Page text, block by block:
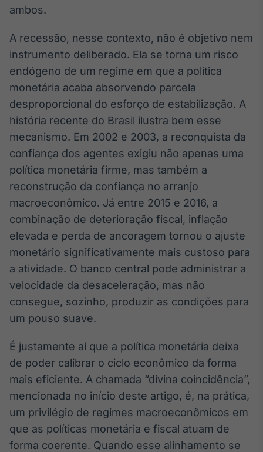
ambos.
A recessão, nesse contexto, não é objetivo nem
instrumento deliberado. Ela se torna um risco
endógeno de um regime em que a política
monetária acaba absorvendo parcela
desproporcional do esforço de estabilização. A
história recente do Brasil ilustra bem esse
mecanismo. Em 2002 e 2003, a reconquista da
confiança dos agentes exigiu não apenas uma
política monetária firme, mas também a
reconstrução da confiança no arranjo
macroeconômico. Já entre 2015 e 2016, a
combinação de deterioração fiscal, inflação
elevada e perda de ancoragem tornou o ajuste
monetário significativamente mais custoso para
a atividade. O banco central pode administrar a
velocidade da desaceleração, mas não
consegue, sozinho, produzir as condições para
um pouso suave.
É justamente aí que a política monetária deixa
de poder calibrar o ciclo econômico da forma
mais eficiente. A chamada “divina coincidência”,
mencionada no início deste artigo, é, na prática,
um privilégio de regimes macroeconômicos em
que as políticas monetária e fiscal atuam de
forma coerente. Quando esse alinhamento se